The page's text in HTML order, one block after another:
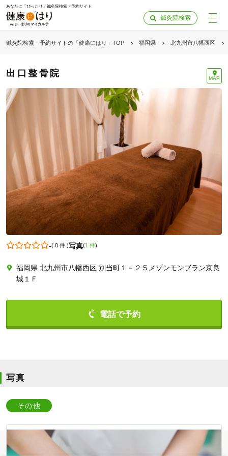
あなたに「ぴったり」鍼灸院検索・予約サイト
鍼灸院検索
鍼灸院検索・予約サイトの「健康にはり」TOP 福岡県 北九州市八幡西区
出口整骨院 MAP
-( 0 件)写真(1 件)
福岡県 北九州市八幡西区 別当町１－２５メゾンモンブラン京良
城１Ｆ
写真
その他
「健康にはりを見た」
0936227732